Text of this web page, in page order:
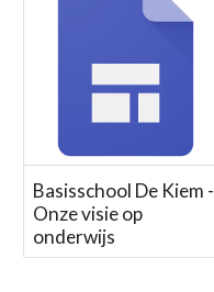
Basisschool De Kiem -
Onze visie op
onderwijs